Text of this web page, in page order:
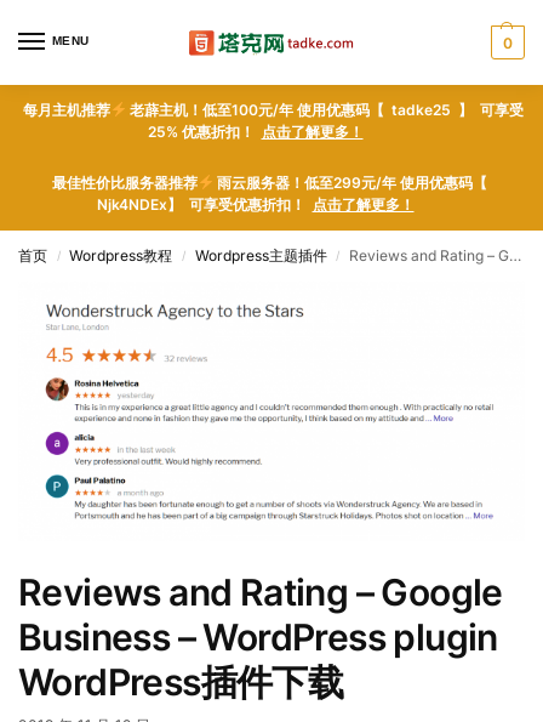
MENU 0
每月主机推荐
老薜主机！低至100元/年 使用优惠码【 tadke25 】 可享受
25% 优惠折扣！ 点击了解更多！
最佳性价比服务器推荐
雨云服务器！低至299元/年 使用优惠码【
Njk4NDEx】 可享受优惠折扣！ 点击了解更多！
首页 / Wordpress教程 / Wordpress主题插件 / Reviews and Rating – Google Business – WordPress plugin WordPress插件下载
Reviews and Rating – Google
Business – WordPress plugin
WordPress插件下载